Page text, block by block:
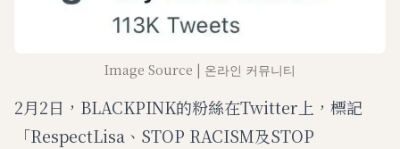
Image Source | 온라인 커뮤니티
2月2日，BLACKPINK的粉絲在Twitter上，標記
「RespectLisa、STOP RACISM及STOP